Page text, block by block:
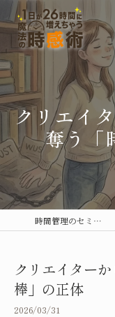
クリエイ
奪う「
時間管理のセミナーなら時感術
クリエイター
棒」の正体
2026/03/31